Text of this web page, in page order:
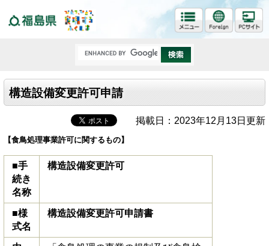
構造設備変更許可申請
掲載日：2023年12月13日更新
【食鳥処理事業許可に関するもの】
■手
続き
名称
構造設備変更許可
■様
式名
構造設備変更許可申請書